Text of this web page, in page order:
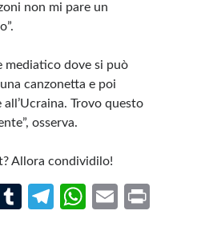
non mi pare un
mediatico dove si può
canzonetta e poi
all’Ucraina. Trovo questo
osserva.
Allora condividilo!
Pi
T
Te
W
E